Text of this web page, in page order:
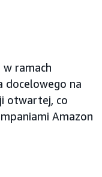
ramach
docelowego na
otwartej, co
Amazon